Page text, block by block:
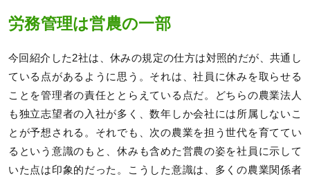
労務管理は営農の一部
今回紹介した2社は、休みの規定の仕方は対照的だが、共通し
ている点があるように思う。それは、社員に休みを取らせる
ことを管理者の責任ととらえている点だ。どちらの農業法人
も独立志望者の入社が多く、数年しか会社には所属しないこ
とが予想される。それでも、次の農業を担う世代を育ててい
るという意識のもと、休みも含めた営農の姿を社員に示して
いた点は印象的だった。こうした意識は、多くの農業関係者